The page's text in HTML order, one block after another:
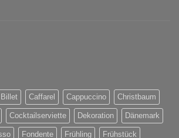
Billet Caffarel Cappuccino Christbaum
Cocktailserviette Dekoration Dänemark
Fondente Frühling Frühstück